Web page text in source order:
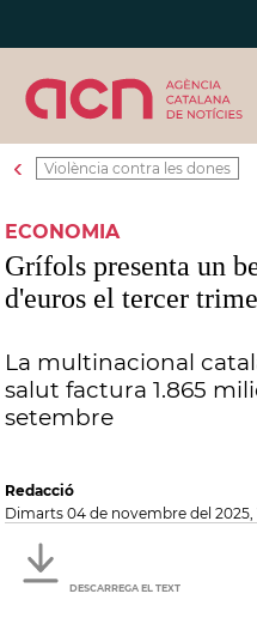
‹ Violència contra les dones
ECONOMIA
Grífols presenta un
d'euros el tercer
La multinacional
salut factura 1.865
setembre
Redacció
dimarts 04 de novembre del 2025,
DESCARREGA EL TEXT